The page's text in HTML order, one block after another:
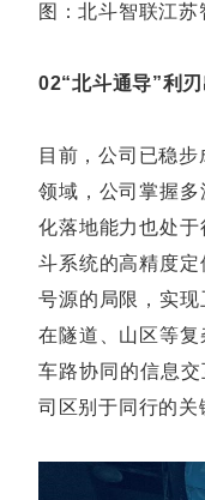
图：北斗智联江苏
02“北斗通导”利
目前，公司已稳
领域，公司掌握
化落地能力也处
斗系统的高精度
号源的局限，实现
在隧道、山区等复
车路协同的信息
司区别于同行的关